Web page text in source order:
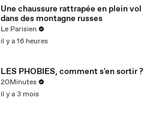
Une chaussure rattrapée en plein vol
dans des montagne russes
Le Parisien
il y a 16 heures
LES PHOBIES, comment s'en sortir ?
20Minutes
il y a 3 mois